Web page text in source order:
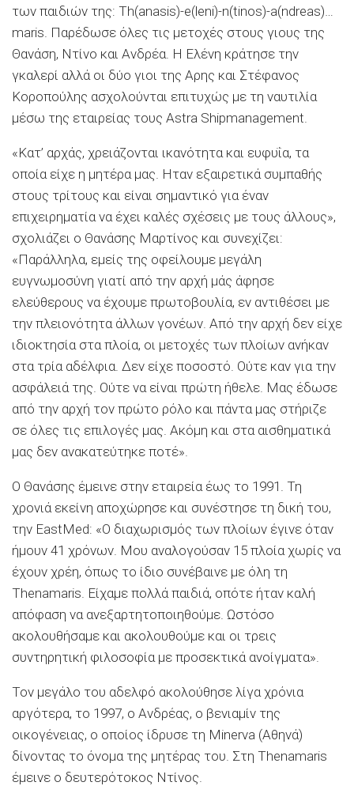
των παιδιών της: Th(anasis)-e(leni)-n(tinοs)-a(ndreas)…
maris. Παρέδωσε όλες τις μετοχές στους γιους της
Θανάση, Ντίνο και Ανδρέα. Η Ελένη κράτησε την
γκαλερί αλλά οι δύο γιοι της Αρης και Στέφανος
Kοροπούλης ασχολούνται επιτυχώς με τη ναυτιλία
μέσω της εταιρείας τους Astra Shipmanagement.
«Κατ’ αρχάς, χρειάζονται ικανότητα και ευφυΐα, τα
οποία είχε η μητέρα μας. Ηταν εξαιρετικά συμπαθής
στους τρίτους και είναι σημαντικό για έναν
επιχειρηματία να έχει καλές σχέσεις με τους άλλους»,
σχολιάζει ο Θανάσης Μαρτίνος και συνεχίζει:
«Παράλληλα, εμείς της οφείλουμε μεγάλη
ευγνωμοσύνη γιατί από την αρχή μάς άφησε
ελεύθερους να έχουμε πρωτοβουλία, εν αντιθέσει με
την πλειονότητα άλλων γονέων. Από την αρχή δεν είχε
ιδιοκτησία στα πλοία, οι μετοχές των πλοίων ανήκαν
στα τρία αδέλφια. Δεν είχε ποσοστό. Ούτε καν για την
ασφάλειά της. Ούτε να είναι πρώτη ήθελε. Μας έδωσε
από την αρχή τον πρώτο ρόλο και πάντα μας στήριζε
σε όλες τις επιλογές μας. Ακόμη και στα αισθηματικά
μας δεν ανακατεύτηκε ποτέ».
Ο Θανάσης έμεινε στην εταιρεία έως το 1991. Τη
χρονιά εκείνη αποχώρησε και συνέστησε τη δική του,
την ΕastMed: «Ο διαχωρισμός των πλοίων έγινε όταν
ήμουν 41 χρόνων. Μου αναλογούσαν 15 πλοία χωρίς να
έχουν χρέη, όπως το ίδιο συνέβαινε με όλη τη
Thenamaris. Είχαμε πολλά παιδιά, οπότε ήταν καλή
απόφαση να ανεξαρτητοποιηθούμε. Ωστόσο
ακολουθήσαμε και ακολουθούμε και οι τρεις
συντηρητική φιλοσοφία με προσεκτικά ανοίγματα».
Τον μεγάλο του αδελφό ακολούθησε λίγα χρόνια
αργότερα, το 1997, ο Ανδρέας, ο βενιαμίν της
οικογένειας, ο οποίος ίδρυσε τη Minerva (Αθηνά)
δίνοντας το όνομα της μητέρας του. Στη Τhenamaris
έμεινε ο δευτερότοκος Ντίνος.